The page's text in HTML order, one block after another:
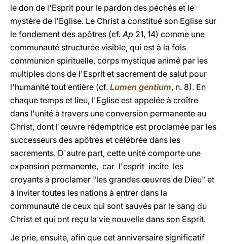
le don de l'Esprit pour le pardon des péchés et le
mystère de l'Eglise. Le Christ a constitué son Eglise sur
le fondement des apôtres (cf.Ap 21, 14) comme une
communauté structurée visible, qui est à la fois
communion spirituelle, corps mystique animé par les
multiples dons de l'Esprit et sacrement de salut pour
l'humanité tout entière (cf. Lumen gentium, n. 8). En
chaque temps et lieu, l'Eglise est appelée à croître
dans l'unité à travers une conversion permanente au
Christ, dont l'œuvre rédemptrice est proclamée par les
successeurs des apôtres et célébrée dans les
sacrements. D'autre part, cette unité comporte une
expansion permanente, car l'esprit incite les
croyants à proclamer "les grandes œuvres de Dieu" et
à inviter toutes les nations à entrer dans la
communauté de ceux qui sont sauvés par le sang du
Christ et qui ont reçu la vie nouvelle dans son Esprit.
Je prie, ensuite, afin que cet anniversaire significatif